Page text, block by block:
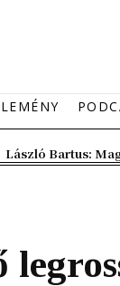
László Bartus: